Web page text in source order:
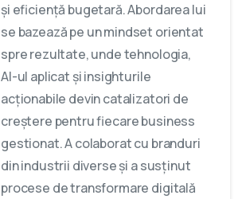
și eficiență bugetară. Abordarea lui
se bazează pe un mindset orientat
spre rezultate, unde tehnologia,
AI-ul aplicat și insighturile
acționabile devin catalizatori de
creștere pentru fiecare business
gestionat. A colaborat cu branduri
din industrii diverse și a susținut
procese de transformare digitală